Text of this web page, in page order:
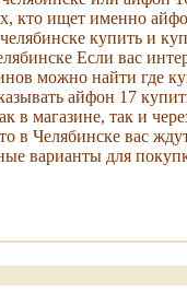
кто ищет именно
купить и
Если вас
можно найти где
айфон 17
магазине, так и
в Челябинске вас
варианты для